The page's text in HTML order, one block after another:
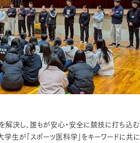
解決し、誰もが安心・安全に競技に打ち込
学生が「スポーツ医科学」をキーワードに